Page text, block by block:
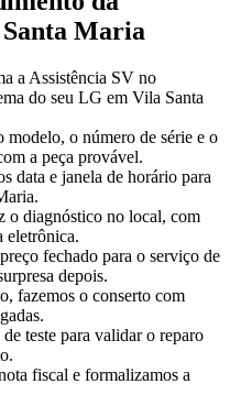
Maria
a Assistência SV no
do seu LG em Vila Santa
modelo, o número de série e o
a peça provável.
data e janela de horário para
o diagnóstico no local, com
eletrônica.
fechado para o serviço de
depois.
fazemos o conserto com
teste para validar o reparo
fiscal e formalizamos a